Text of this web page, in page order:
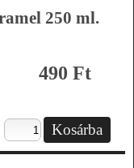
250 ml.
490 Ft